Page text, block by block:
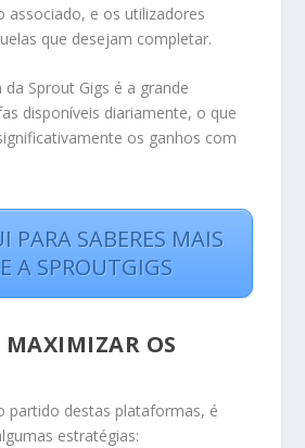
associado, e os utilizadores
que desejam completar.
Sprout Gigs é a grande
disponíveis diariamente, o que
os ganhos com
PARA SABERES MAIS
A SPROUTGIGS
MAXIMIZAR OS
partido destas plataformas, é
estratégias: